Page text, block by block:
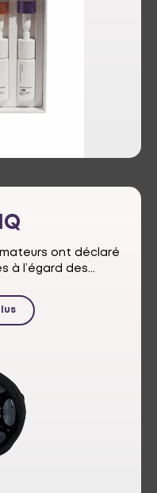
IQ
ont déclaré
à l’égard des...